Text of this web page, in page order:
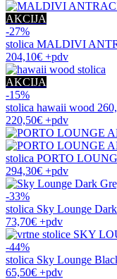
AKCIJA
-27%
stolica MALDIVI
204,10€ +pdv
AKCIJA
-15%
stolica hawaii wood
220,50€ +pdv
stolica PORTO
294,30€ +pdv
-33%
stolica Sky Lounge
73,70€ +pdv
-44%
stolica Sky Lounge
65,50€ +pdv